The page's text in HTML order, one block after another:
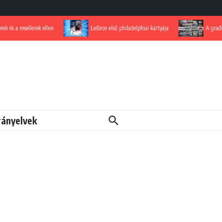
ellen LeBron első philadelphiai kártyája A grading-piac